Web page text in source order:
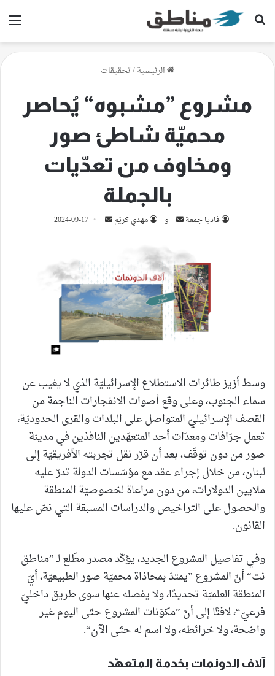
بحث عن
الرئيسية/تحقيقات
مشروع ”مشبوه“ يُحاصر
محميّة شاطئ صور
ومخاوف من تعدّيات
بالجملة
فاديا جمعة
أرسل
إلكترونيا
و مهدي كريّم
أرسل 2024-09-17
وسط أزيز طائرات الاستطلاع الإسرائيليّة الذي لا يغيب عن
سماء الجنوب، وعلى وقع أصوات الانفجارات الناجمة من
القصف الإسرائيليّ المتواصل على البلدات والقرى الحدوديّة،
تعمل جرّافات ومعدّات أحد المتعهّدين النافذين في مدينة
صور من دون توقّف، بعد أن قرّر نقل تجربته الأفريقيّة إلى
لبنان، من خلال إجراء عقد مع مؤسّسات الدولة تدرّ عليه
ملايين الدولارات، من دون مراعاة لخصوصيّة المنطقة
والحصول على التراخيص والدراسات المسبقة التي نصّ عليها
القانون.
وفي تفاصيل المشروع الجديد، يؤكّد مصدر مطّلع لـ ”مناطق
نت“ أنّ المشروع ”يمتدّ بمحاذاة محميّة صور الطبيعيّة، أيّ
المنطقة العلميّة تحديدًا، ولا يفصله عنها سوى طريق داخليّ
فرعيّ“، لافتًا إلى أنّ ”مكوّنات المشروع حتّى اليوم غير
واضحة، ولا خرائطه، ولا اسم له حتّى الآن“.
آلاف الدونمات بخدمة المتعهّد